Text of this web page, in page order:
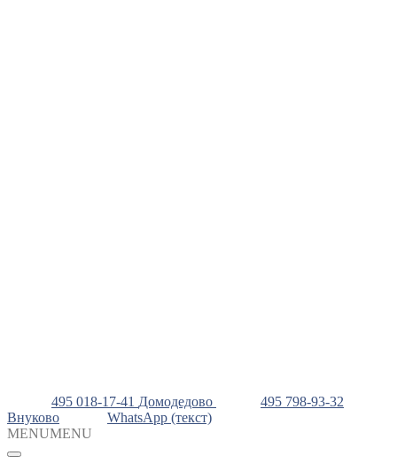
495 018-17-41 Домодедово
495 798-93-32
Внуково
WhatsApp (текст)
MENUMENU